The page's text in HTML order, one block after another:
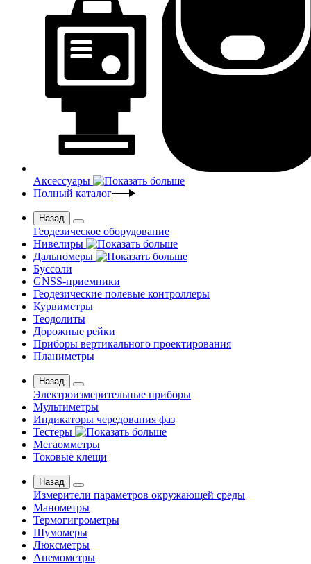
Аксессуары
Полный каталог
Назад
Геодезическое оборудование
Нивелиры
Дальномеры
Буссоли
GNSS-приемники
Геодезические полевые контроллеры
Курвиметры
Теодолиты
Дорожные рейки
Приборы вертикального проектирования
Планиметры
Назад
Электроизмерительные приборы
Мультиметры
Индикаторы чередования фаз
Тестеры
Мегаомметры
Токовые клещи
Назад
Измерители параметров окружающей среды
Манометры
Термогигрометры
Шумомеры
Люксметры
Анемометры